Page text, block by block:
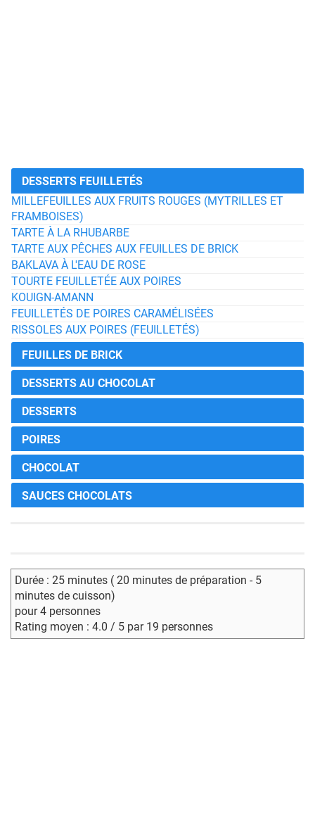
DESSERTS FEUILLETÉS
MILLEFEUILLES AUX FRUITS ROUGES (MYTRILLES ET
FRAMBOISES)
TARTE À LA RHUBARBE
TARTE AUX PÊCHES AUX FEUILLES DE BRICK
BAKLAVA À L'EAU DE ROSE
TOURTE FEUILLETÉE AUX POIRES
KOUIGN-AMANN
FEUILLETÉS DE POIRES CARAMÉLISÉES
RISSOLES AUX POIRES (FEUILLETÉS)
FEUILLES DE BRICK
DESSERTS AU CHOCOLAT
DESSERTS
POIRES
CHOCOLAT
SAUCES CHOCOLATS
Durée : 25 minutes ( 20 minutes de préparation - 5
minutes de cuisson)
pour 4 personnes
Rating moyen : 4.0 / 5 par 19 personnes